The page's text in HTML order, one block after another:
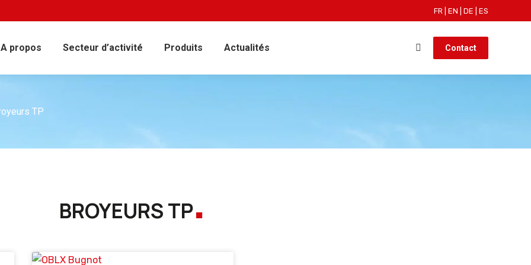
FR EN DE ES
A propos Secteur d’activité Produits Actualités Contact
TP
BROYEURS TP.